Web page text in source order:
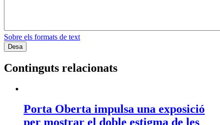
Sobre els formats de text
Continguts relacionats
Porta Oberta impulsa una exposició
per mostrar el doble estigma de les